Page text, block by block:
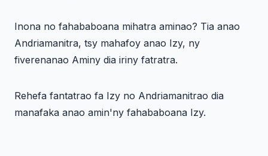
Inona no fahababoana mihatra aminao? Tia anao
Andriamanitra, tsy mahafoy anao Izy, ny
fiverenanao Aminy dia iriny fatratra.
Rehefa fantatrao fa Izy no Andriamanitrao dia
manafaka anao amin'ny fahababoana Izy.